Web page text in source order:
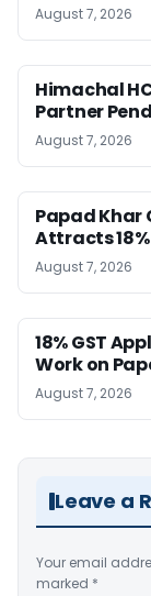
August 7, 2026
Himachal
Partner
August 7, 2026
Papad Khar
Attracts 18%
August 7, 2026
18% GST
Work on
August 7, 2026
Leave a
Your email
marked *